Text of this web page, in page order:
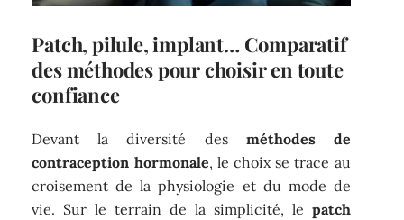
Patch, pilule, implant… Comparatif
des méthodes pour choisir en toute
confiance
Devant la diversité des méthodes de
contraception hormonale, le choix se trace au
croisement de la physiologie et du mode de
vie. Sur le terrain de la simplicité, le patch